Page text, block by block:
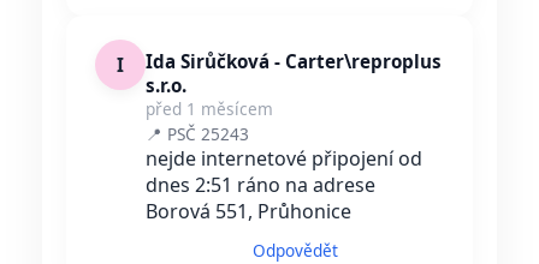
I
Ida Sirůčková - Carter\reproplus
s.r.o.
před 1 měsícem
📍 PSČ 25243
nejde internetové připojení od
dnes 2:51 ráno na adrese
Borová 551, Průhonice
Odpovědět